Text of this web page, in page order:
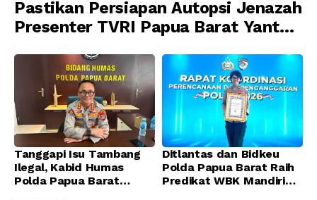
Pastikan Persiapan Autopsi Jenazah
Presenter TVRI Papua Barat Yanto
Dijadwalkan Kamis
Tanggapi Isu Tambang
Ilegal, Kabid Humas
Polda Papua Barat
Ditlantas dan Bidkeu
Polda Papua Barat Raih
Predikat WBK Mandiri